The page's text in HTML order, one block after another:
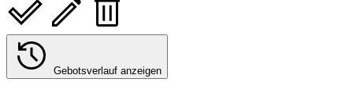
Gebotsverlauf anzeigen